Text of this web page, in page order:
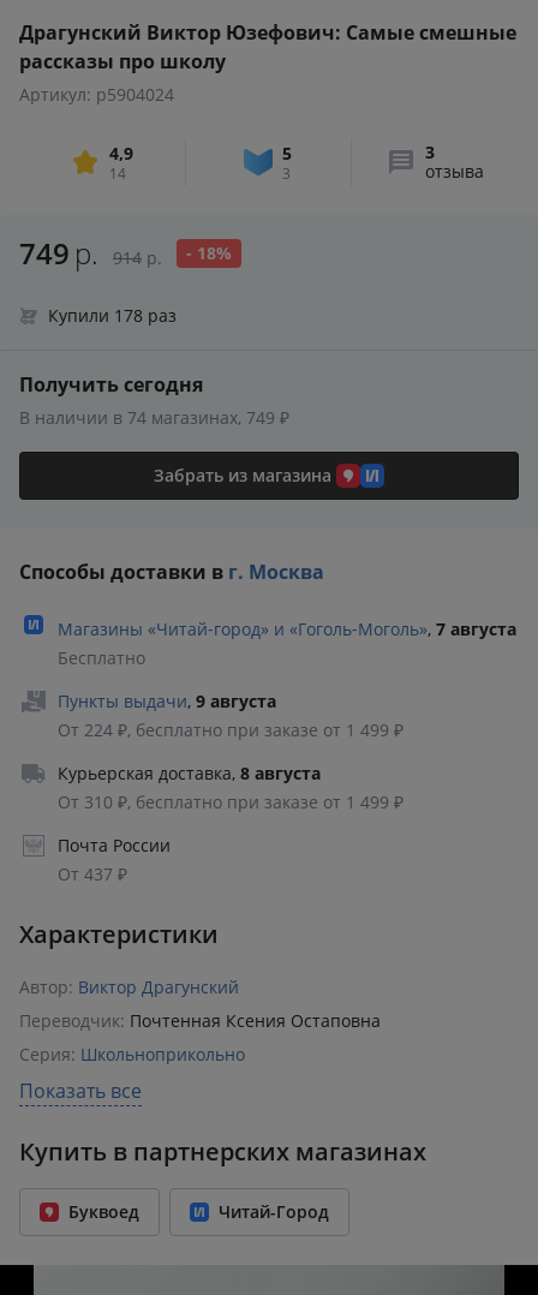
Драгунский Виктор Юзефович: Самые смешные
рассказы про школу
Артикул: p5904024
4,9
14
5
3
3
отзыва
749 р. 914 р. - 18%
Купили 178 раз
Получить сегодня
В наличии в 74 магазинах, 749 ₽
Забрать из магазина
Способы доставки в г. Москва
Магазины «Читай‑город» и «Гоголь‑Моголь», 7 августа
Бесплатно
Пункты выдачи, 9 августа
От 224 ₽, бесплатно при заказе от 1 499 ₽
Курьерская доставка, 8 августа
От 310 ₽, бесплатно при заказе от 1 499 ₽
Почта России
От 437 ₽
Характеристики
Автор: Виктор Драгунский
Переводчик: Почтенная Ксения Остаповна
Серия: Школьноприкольно
Раздел: Юмор
ISBN: 978-5-17-132730-9
Возрастное ограничение: 6+
Количество страниц: 160
Показать все
Купить в партнерских магазинах
Буквоед Читай-Город